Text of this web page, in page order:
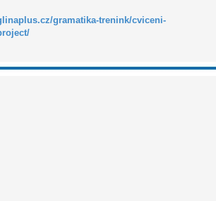
gramatika-trenink/cviceni-